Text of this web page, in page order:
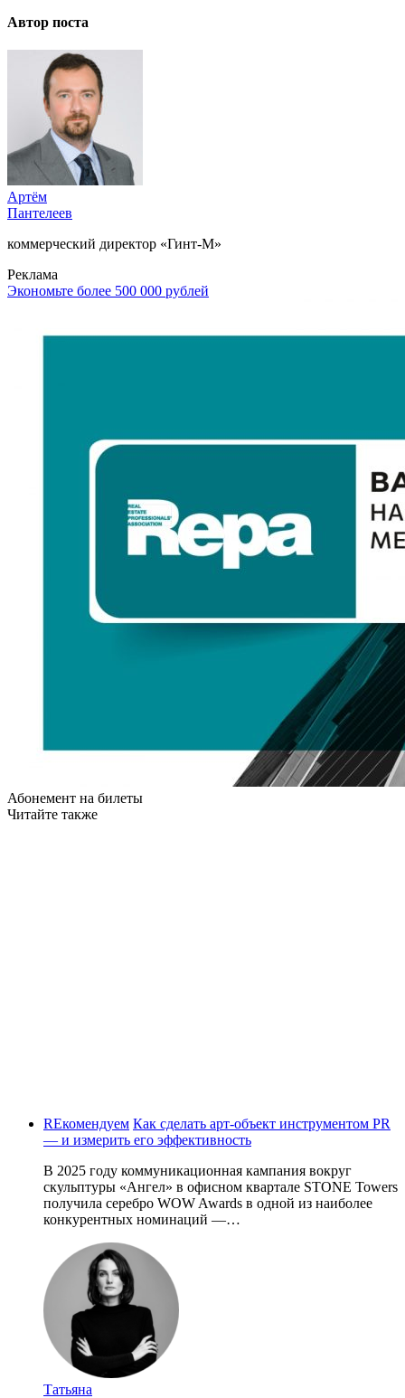
Автор поста
Артём
Пантелеев
коммерческий директор «Гинт-М»
Реклама
Экономьте более 500 000 рублей
Абонемент на билеты
Читайте также
REкомендуем Как сделать арт-объект инструментом PR
— и измерить его эффективность
В 2025 году коммуникационная кампания вокруг
скульптуры «Ангел» в офисном квартале STONE Towers
получила серебро WOW Awards в одной из наиболее
конкурентных номинаций —…
Татьяна